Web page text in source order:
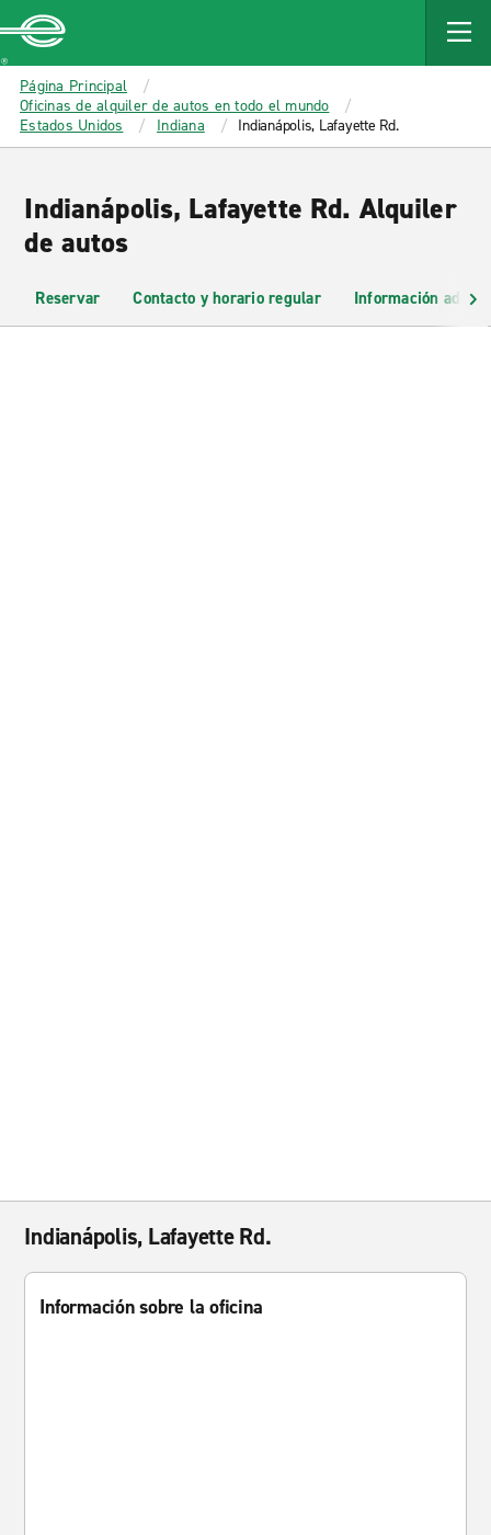
MAIN
CONTENT
Enterprise
Página Principal
Oficinas de alquiler de autos en todo el mundo
Estados Unidos
Indiana Indianápolis, Lafayette Rd.
Indianápolis, Lafayette Rd. Alquiler
de autos
Reservar Contacto y horario regular Información
Indianápolis, Lafayette Rd.
Información sobre la oficina